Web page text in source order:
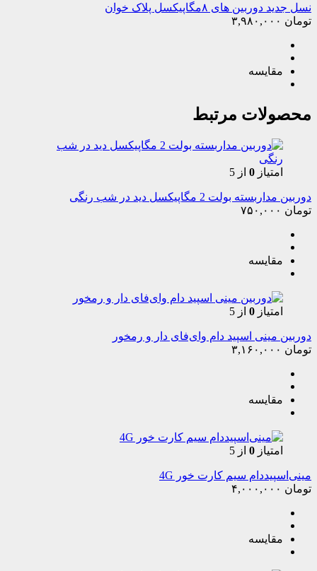
نسل جدید دوربین های ۸مگاپیکسل پلاک خوان
تومان
مقایسه
محصولات مرتبط
امتیاز 0 از 5
دوربین مداربسته بولت 2 مگاپیکسل دید در شب رنگی
تومان
مقایسه
امتیاز 0 از 5
دوربین مینی اسپید دام وای‌فای دار و رمخور
تومان
مقایسه
امتیاز 0 از 5
مینی‌اسپیددام سیم کارت خور 4G
تومان
مقایسه